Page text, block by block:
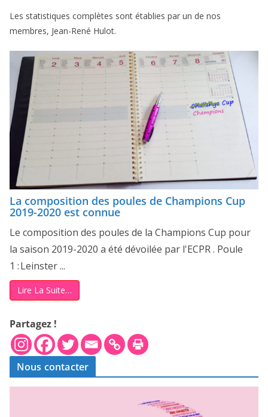
Les statistiques complètes sont établies par un de nos
membres, Jean-René Hulot.
La composition des poules de Champions Cup
2019-2020 est connue
Le composition des poules de la Champions Cup pour
la saison 2019-2020 a été dévoilée par l'ECPR . Poule
1 : Leinster ...
Lire La Suite…
Partagez !
Nous contacter